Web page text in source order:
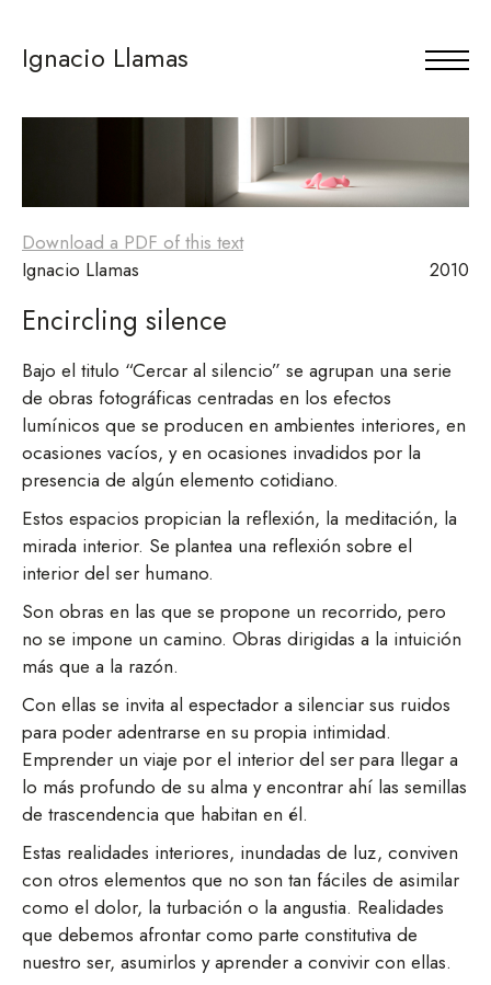
Ignacio Llamas
Ignacio Llamas 2010
Download a PDF of this text
Encircling silence
Bajo el titulo “Cercar al silencio” se agrupan una serie
de obras fotográficas centradas en los efectos
lumínicos que se producen en ambientes interiores, en
ocasiones vacíos, y en ocasiones invadidos por la
presencia de algún elemento cotidiano.
Estos espacios propician la reflexión, la meditación, la
mirada interior. Se plantea una reflexión sobre el
interior del ser humano.
Son obras en las que se propone un recorrido, pero
no se impone un camino. Obras dirigidas a la intuición
más que a la razón.
Con ellas se invita al espectador a silenciar sus ruidos
para poder adentrarse en su propia intimidad.
Emprender un viaje por el interior del ser para llegar a
lo más profundo de su alma y encontrar ahí las semillas
de trascendencia que habitan en él.
Estas realidades interiores, inundadas de luz, conviven
con otros elementos que no son tan fáciles de asimilar
como el dolor, la turbación o la angustia. Realidades
que debemos afrontar como parte constitutiva de
nuestro ser, asumirlos y aprender a convivir con ellas.